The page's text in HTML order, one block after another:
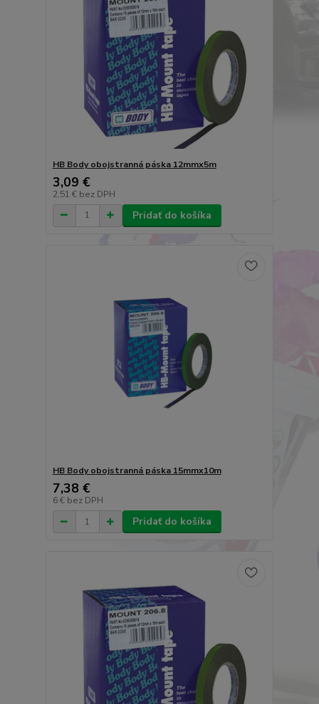
HB Body obojstranná páska 12mmx5m
3,09 €
2,51 € bez DPH
Pridať do košíka
HB Body obojstranná páska 15mmx10m
7,38 €
6 € bez DPH
Pridať do košíka